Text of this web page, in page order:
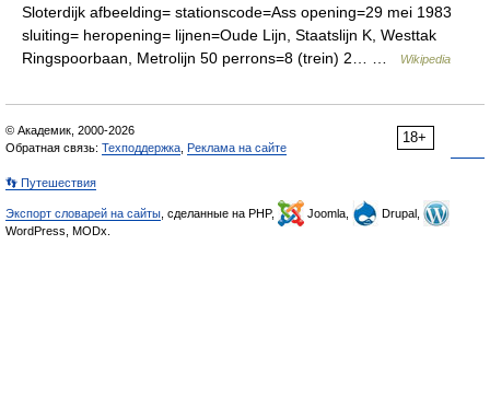
Sloterdijk afbeelding= stationscode=Ass opening=29 mei 1983
sluiting= heropening= lijnen=Oude Lijn, Staatslijn K, Westtak
Ringspoorbaan, Metrolijn 50 perrons=8 (trein) 2… …
Wikipedia
18+
© Академик, 2000-2026
Обратная связь: Техподдержка Реклама на сайте
👣 Путешествия
Экспорт словарей на сайты , сделанные на PHP, Joomla,
Drupal,
WordPress, MODx.